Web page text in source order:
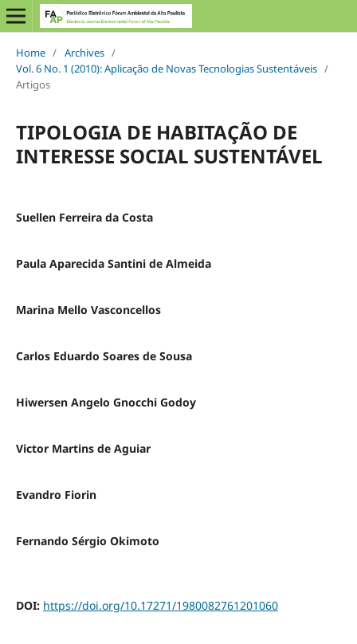
Home / Archives /
Vol. 6 No. 1 (2010): Aplicação de Novas Tecnologias Sustentáveis /
Artigos
TIPOLOGIA DE HABITAÇÃO DE
INTERESSE SOCIAL SUSTENTÁVEL
Suellen Ferreira da Costa
Paula Aparecida Santini de Almeida
Marina Mello Vasconcellos
Carlos Eduardo Soares de Sousa
Hiwersen Angelo Gnocchi Godoy
Victor Martins de Aguiar
Evandro Fiorin
Fernando Sérgio Okimoto
DOI: https://doi.org/10.17271/1980082761201060